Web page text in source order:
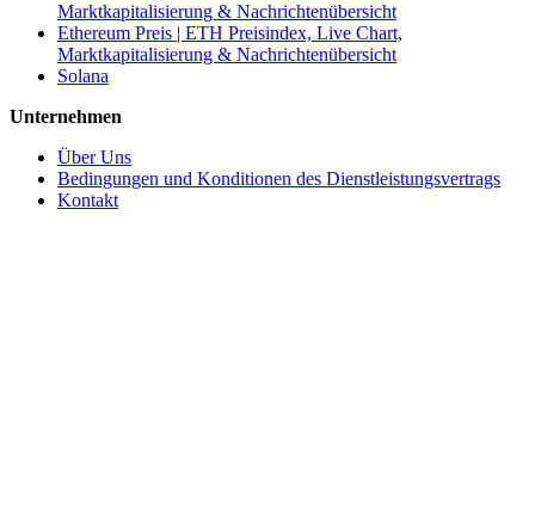
Marktkapitalisierung & Nachrichtenübersicht
Ethereum Preis | ETH Preisindex, Live Chart,
Marktkapitalisierung & Nachrichtenübersicht
Solana
Unternehmen
Über Uns
Bedingungen und Konditionen des Dienstleistungsvertrags
Kontakt